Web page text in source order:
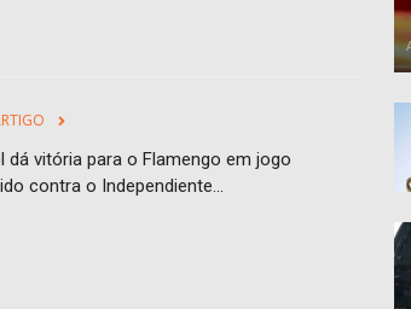
dá vitória para o Flamengo em jogo
contra o Independiente...